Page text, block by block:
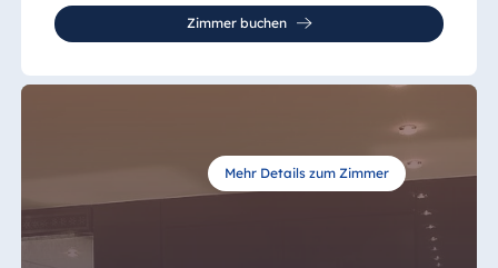
Zimmer buchen
Mehr Details zum Zimmer